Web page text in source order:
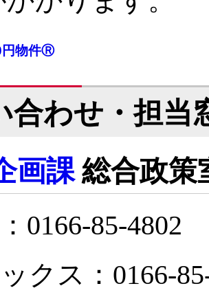
円物件Ⓡ
合わせ・担当
画課総合政策
0166-85-4802
クス：0166-